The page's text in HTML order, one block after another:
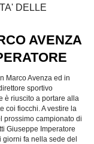
DELLE
AVENZA
Marco Avenza ed in
sportivo
è riuscito a portare alla
coi fiocchi. A vestire la
prossimo campionato di
Giuseppe Imperatore
giorni fa nella sede del